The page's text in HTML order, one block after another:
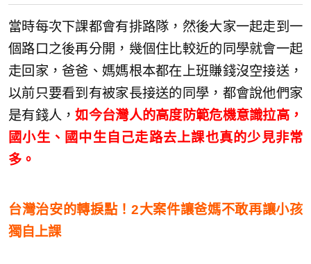
當時每次下課都會有排路隊，然後大家一起走到一
個路口之後再分開，幾個住比較近的同學就會一起
走回家，爸爸、媽媽根本都在上班賺錢沒空接送，
以前只要看到有被家長接送的同學，都會說他們家
是有錢人，如今台灣人的高度防範危機意識拉高，
國小生、國中生自己走路去上課也真的少見非常
多。
台灣治安的轉捩點！2大案件讓爸媽不敢再讓小孩
獨自上課